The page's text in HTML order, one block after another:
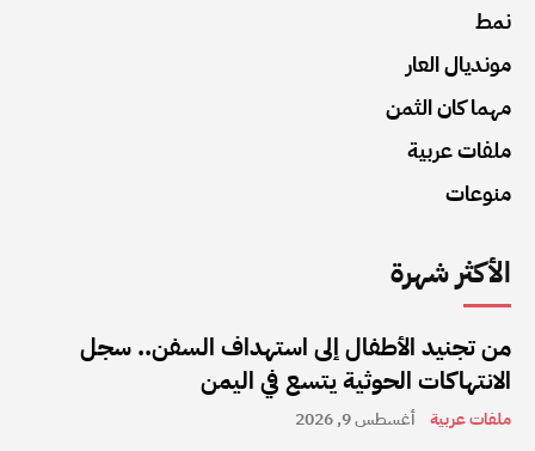
نمط
مونديال العار
مهما كان الثمن
ملفات عربية
منوعات
الأكثر شهرة
من تجنيد الأطفال إلى استهداف السفن.. سجل
الانتهاكات الحوثية يتسع في اليمن
ملفات عربية أغسطس 9, 2026